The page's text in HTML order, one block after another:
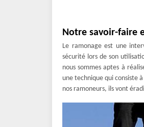
Notre savoir-faire
Le ramonage est une
sécurité lors de son
nous sommes aptes à
une technique qui consiste
nos ramoneurs, ils vont